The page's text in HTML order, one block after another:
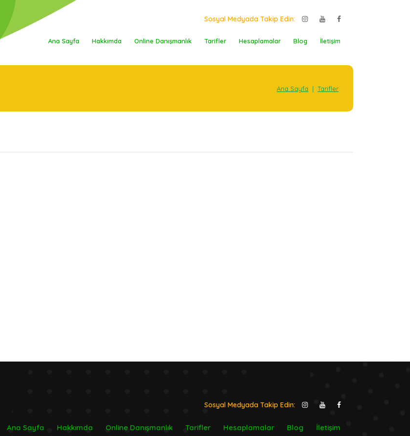
Sosyal Medyada Takip Edin:
Ana Sayfa Hakkımda Online Danışmanlık Tarifler Hesaplamalar Blog İletişim
Ana Sayfa | Tarifler
Sosyal Medyada Takip Edin:
Ana Sayfa Hakkımda Online Danışmanlık Tarifler Hesaplamalar Blog İletişim